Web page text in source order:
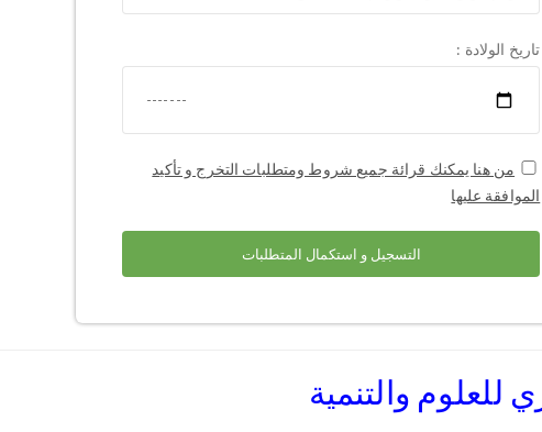
تاريخ الولادة :
من هنا يمكنك قرائة جميع شروط ومتطلبات التخرج و تأكيد
الموافقة عليها
التسجيل و استكمال المتطلبات
للعلوم والتنمية